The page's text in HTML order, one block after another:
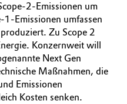
2-Emissionen um
Emissionen umfassen
Zu Scope 2
Konzernweit will
Next Gen
Maßnahmen, die
Emissionen
Kosten senken.